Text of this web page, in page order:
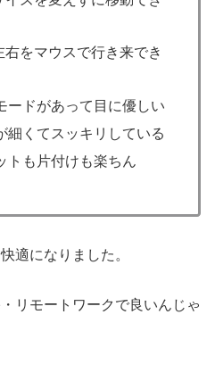
右をマウスで行き来でき
ードがあって目に優しい
細くてスッキリしている
トも片付けも楽ちん
適になりました。
リモートワークで良いんじゃ